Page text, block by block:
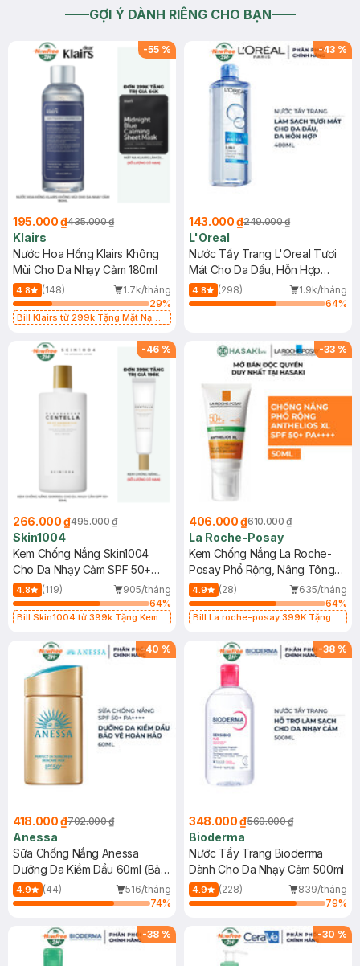
GỢI Ý DÀNH RIÊNG CHO BẠN
-55 %
195.000 ₫435.000 ₫
Klairs
Nước Hoa Hồng Klairs Không
Mùi Cho Da Nhạy Cảm 180ml
4.8 (148)
1.7k/tháng
29%
Bill Klairs từ 299k Tặng Mặt Nạ
25ml (SL Có Hạn)
-43 %
143.000 ₫249.000 ₫
L'Oreal
Nước Tẩy Trang L'Oreal Tươi
Mát Cho Da Dầu, Hỗn Hợp
400ml
4.8 (298)
1.9k/tháng
64%
-46 %
266.000 ₫495.000 ₫
Skin1004
Kem Chống Nắng Skin1004
Cho Da Nhạy Cảm SPF 50+
50ml
4.8 (119)
905/tháng
64%
Bill Skin1004 từ 399k Tặng Kem
SPF 50+ 20ml (SL Có Hạn)
-33 %
406.000 ₫610.000 ₫
La Roche-Posay
Kem Chống Nắng La Roche-
Posay Phổ Rộng, Nâng Tông
Kiềm Dầu 50ml
4.9 (28)
635/tháng
64%
Bill La roche-posay 399K Tặng
(SL có hạn)
-40 %
418.000 ₫702.000 ₫
Anessa
Sữa Chống Nắng Anessa
Dưỡng Da Kiềm Dầu 60ml (Bản
Mới)
4.9 (44)
516/tháng
74%
-38 %
348.000 ₫560.000 ₫
Bioderma
Nước Tẩy Trang Bioderma
Dành Cho Da Nhạy Cảm 500ml
4.9 (228)
839/tháng
79%
-38 % -30 %